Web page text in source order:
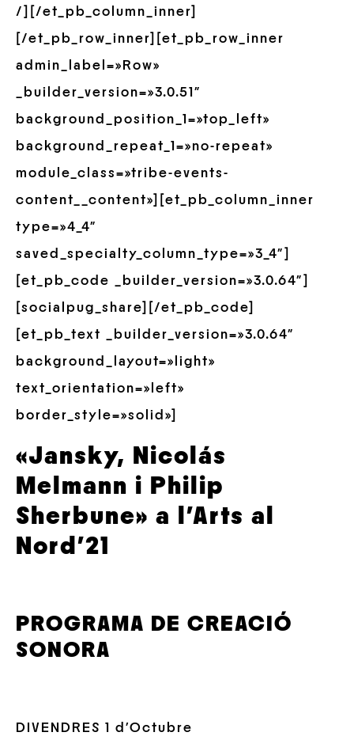
/][/et_pb_column_inner]
[/et_pb_row_inner][et_pb_row_inner
admin_label=»Row»
_builder_version=»3.0.51″
background_position_1=»top_left»
background_repeat_1=»no-repeat»
module_class=»tribe-events-
content__content»][et_pb_column_inner
type=»4_4″
saved_specialty_column_type=»3_4″]
[et_pb_code _builder_version=»3.0.64″]
[socialpug_share][/et_pb_code]
[et_pb_text _builder_version=»3.0.64″
background_layout=»light»
text_orientation=»left»
border_style=»solid»]
«Jansky, Nicolás
Melmann i Philip
Sherbune» a l’Arts al
Nord’21
PROGRAMA DE CREACIÓ
SONORA
DIVENDRES 1 d’Octubre